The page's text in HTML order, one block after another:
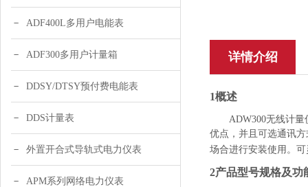
ADF400L多用户电能表
ADF300多用户计量箱
DDSY/DTSY预付费电能表
DDS计量表
外置开合式导轨式电力仪表
APM系列网络电力仪表
详情介绍
1概述
ADW300无线计量
优点，并且可选通讯
场合进行安装使用。 可
2产品型号规格及功